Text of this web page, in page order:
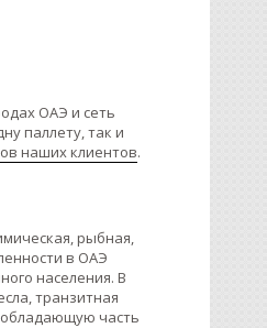
ОАЭ и сеть
паллету, так и
наших клиентов.
рыбная,
в ОАЭ
населения. В
транзитная
часть